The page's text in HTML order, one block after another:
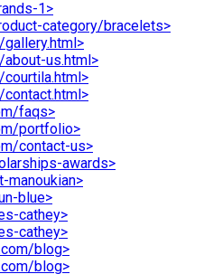
1>
category/bracelets>
us.html>
faqs>
portfolio>
contact-us>
awards>
manoukian>
blue>
cathey>
cathey>
blog>
blog>